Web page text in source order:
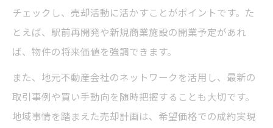
チェックし、売却活動に活かすことがポイントです。た
とえば、駅前再開発や新規商業施設の開業予定があれ
ば、物件の将来価値を強調できます。
また、地元不動産会社のネットワークを活用し、最新の
取引事例や買い手動向を随時把握することも大切です。
地域事情を踏まえた売却計画は、希望価格での成約実現